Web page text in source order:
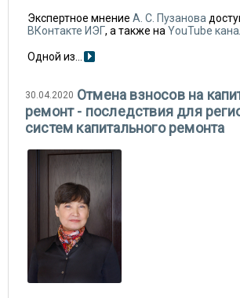
Экспертное мнение А. С. Пузанова
ВКонтакте ИЭГ, а также на YouTube
Одной из...
30.04.2020 Отмена взносов на
ремонт - последствия для
систем капитального ремонта